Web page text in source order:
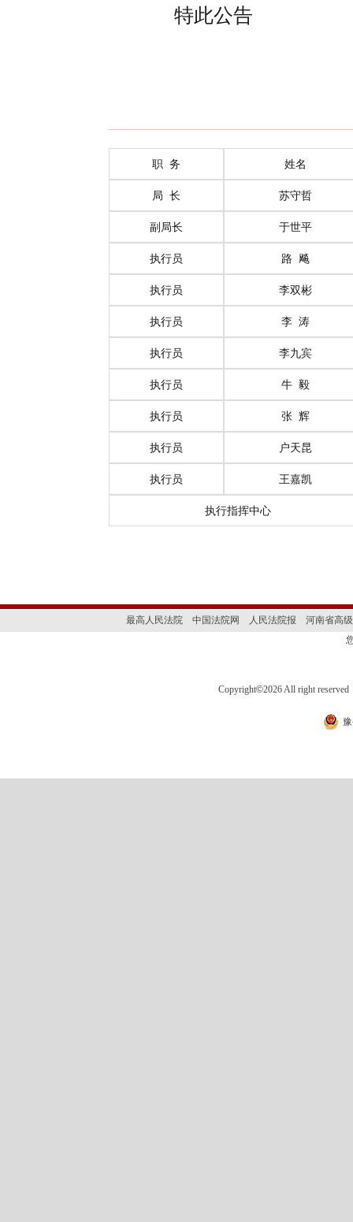
特此公告
职 务 姓名
局 长 苏守哲
副局长 于世平
执行员 路 飚
执行员 李双彬
执行员 李 涛
执行员 李九宾
执行员 牛 毅
执行员 张 辉
执行员 户天昆
执行员 王嘉凯
执行指挥中心
最高人民法院 中国法院网 人民法院报
河南省高
Copyright©2026 All right